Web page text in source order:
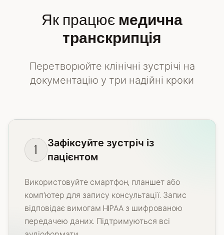
Як працює медична
транскрипція
Перетворюйте клінічні зустрічі на
документацію у три надійні кроки
1
Зафіксуйте зустріч із
пацієнтом
Використовуйте смартфон, планшет або
комп’ютер для запису консультації. Запис
відповідає вимогам HIPAA з шифрованою
передачею даних. Підтримуються всі